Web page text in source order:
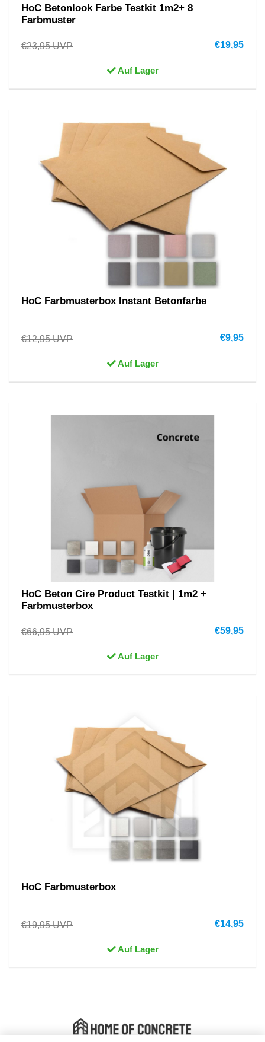
HoC Betonlook Farbe Testkit 1m2+ 8
Farbmuster
€23,95UVP €19,95
Auf Lager
HoC Farbmusterbox Instant Betonfarbe
€12,95UVP €9,95
Auf Lager
HoC Beton Cire Product Testkit | 1m2 +
Farbmusterbox
€66,95UVP €59,95
Auf Lager
HoC Farbmusterbox
€19,95UVP €14,95
Auf Lager